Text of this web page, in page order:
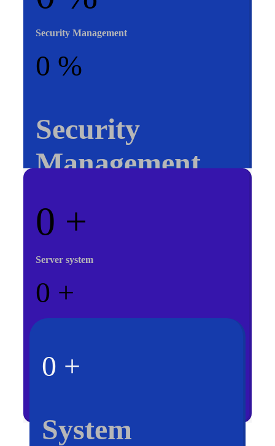
Security Management
0 %
Security
Management
0 +
Server system
0 +
Server system
0 +
System